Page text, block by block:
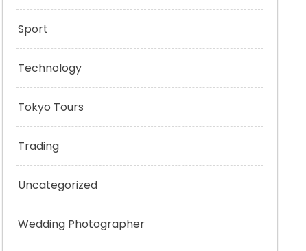
Sport
Technology
Tokyo Tours
Trading
Uncategorized
Wedding Photographer